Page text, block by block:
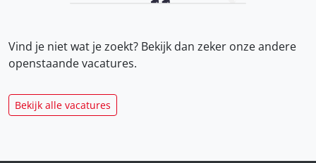
Vind je niet wat je zoekt? Bekijk dan zeker onzeandere
openstaande vacatures.
Bekijk alle vacatures